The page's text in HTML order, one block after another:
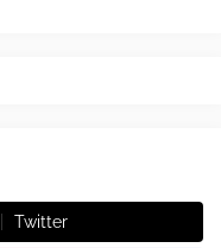
Twitter